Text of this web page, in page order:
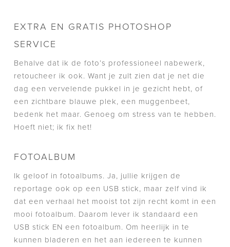
EXTRA EN GRATIS PHOTOSHOP
SERVICE
Behalve dat ik de foto’s professioneel nabewerk,
retoucheer ik ook. Want je zult zien dat je net die
dag een vervelende pukkel in je gezicht hebt, of
een zichtbare blauwe plek, een muggenbeet,
bedenk het maar. Genoeg om stress van te hebben.
Hoeft niet; ik fix het!
FOTOALBUM
Ik geloof in fotoalbums. Ja, jullie krijgen de
reportage ook op een USB stick, maar zelf vind ik
dat een verhaal het mooist tot zijn recht komt in een
mooi fotoalbum. Daarom lever ik standaard een
USB stick EN een fotoalbum. Om heerlijk in te
kunnen bladeren en het aan iedereen te kunnen